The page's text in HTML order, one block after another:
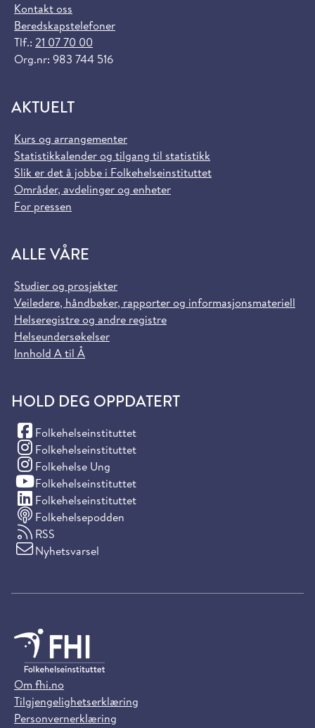
Kontakt oss
Beredskapstelefoner
Tlf.: 21 07 70 00
Org.nr: 983 744 516
AKTUELT
Kurs og arrangementer
Statistikkalender og tilgang til statistikk
Slik er det å jobbe i Folkehelseinstituttet
Områder, avdelinger og enheter
For pressen
ALLE VÅRE
Studier og prosjekter
Veiledere, håndbøker, rapporter og informasjonsmateriell
Helseregistre og andre registre
Helseundersøkelser
Innhold A til Å
HOLD DEG OPPDATERT
Folkehelseinstituttet
(Facebook)
Folkehelseinstituttet
(Instagram)
Folkehelse Ung
(Instagram)
Folkehelseinstituttet
(YouTube)
Folkehelseinstituttet
(LinkedIn)
Folkehelsepodden
RSS
Nyhetsvarsel
Om fhi.no
Tilgjengelighetserklæring
Personvernerklæring